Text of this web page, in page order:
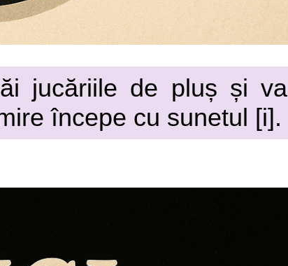
jucăriile de pluș și va
începe cu sunetul [i].